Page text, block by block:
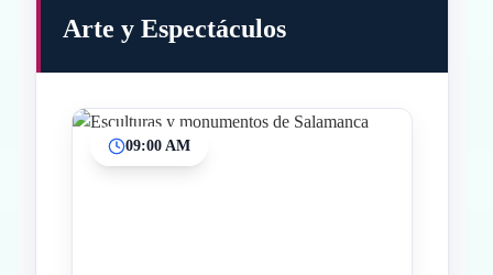
Arte y Espectáculos
09:00 AM